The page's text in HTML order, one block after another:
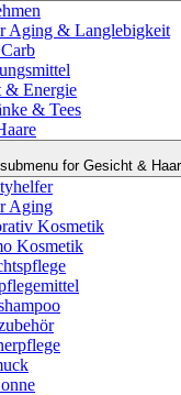
Aging & Langlebigkeit
& Energie
& Tees
for Gesicht &
Aging
Kosmetik
Kosmetik